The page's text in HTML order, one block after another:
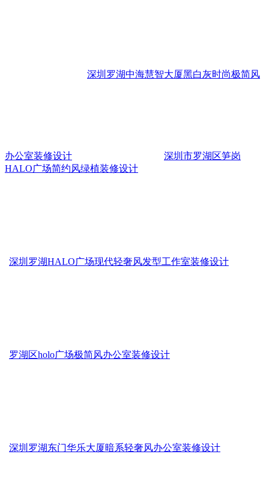
深圳罗湖中海慧智大厦黑白灰时尚极简风
办公室装修设计
深圳市罗湖区笋岗
HALO广场简约风绿植装修设计
深圳罗湖HALO广场现代轻奢风发型工作室装修设计
罗湖区holo广场极简风办公室装修设计
深圳罗湖东门华乐大厦暗系轻奢风办公室装修设计